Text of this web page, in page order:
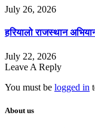
July 26, 2026
हरियालो राजस्थान
July 22, 2026
Leave A Reply
You must be logged in
About us